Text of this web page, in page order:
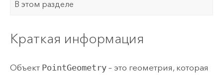
В этом разделе
Краткая информация
Объект PointGeometry– это геометрия, которая